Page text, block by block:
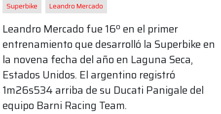
Superbike Leandro Mercado
Leandro Mercado fue 16º en el primer
entrenamiento que desarrolló la Superbike en
la novena fecha del año en Laguna Seca,
Estados Unidos. El argentino registró
1m26s534 arriba de su Ducati Panigale del
equipo Barni Racing Team.